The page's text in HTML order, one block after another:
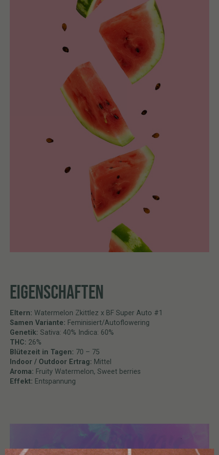
EIGENSCHAFTEN
Eltern: Watermelon Zkittlez x BF Super Auto #1
Samen Variante: Feminisiert/Autoflowering
Genetik: Sativa: 40% Indica: 60%
THC: 26%
Blütezeit in Tagen: 70 – 75
Indoor / Outdoor Ertrag: Mittel
Aroma: Fruity Watermelon, Sweet berries
Effekt: Entspannung